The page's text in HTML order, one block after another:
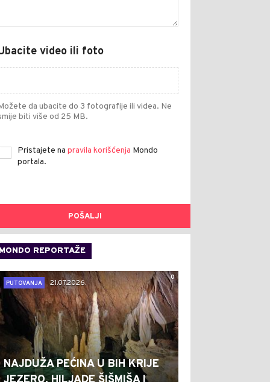
video ili foto
da ubacite do 3 fotografije ili videa. Ne
biti više od 25 MB.
Pristajete na pravila korišćenja Mondo
portala.
POŠALJI
MONDO REPORTAŽE
0
PUTOVANJA
21.07.2026.
NAJDUŽA PEĆINA U BIH KRIJE